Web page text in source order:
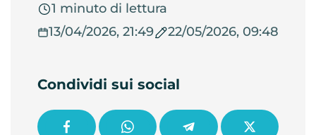
1 minuto di lettura
13/04/2026, 21:49
22/05/2026, 09:48
Condividi sui social